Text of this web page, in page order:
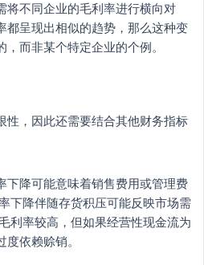
将不同企业的毛利率进行横向对
都呈现出相似的趋势，那么这种变
而非某个特定企业的个例。
性，因此还需要结合其他财务指标
下降可能意味着销售费用或管理费
下降伴随存货积压可能反映市场需
利率较高，但如果经营性现金流为
依赖赊销。